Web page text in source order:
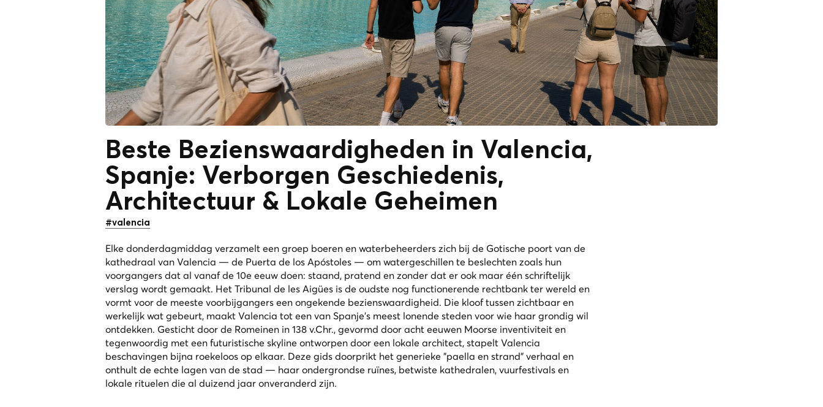
Beste Bezienswaardigheden in Valencia,
Spanje: Verborgen Geschiedenis,
Architectuur & Lokale Geheimen
#valencia
Elke donderdagmiddag verzamelt een groep boeren en waterbeheerders zich bij de Gotische poort van de
kathedraal van Valencia — de Puerta de los Apóstoles — om watergeschillen te beslechten zoals hun
voorgangers dat al vanaf de 10e eeuw doen: staand, pratend en zonder dat er ook maar één schriftelijk
verslag wordt gemaakt. Het Tribunal de les Aigües is de oudste nog functionerende rechtbank ter wereld en
vormt voor de meeste voorbijgangers een ongekende bezienswaardigheid. Die kloof tussen zichtbaar en
werkelijk wat gebeurt, maakt Valencia tot een van Spanje’s meest lonende steden voor wie haar grondig wil
ontdekken. Gesticht door de Romeinen in 138 v.Chr., gevormd door acht eeuwen Moorse inventiviteit en
tegenwoordig met een futuristische skyline ontworpen door een lokale architect, stapelt Valencia
beschavingen bijna roekeloos op elkaar. Deze gids doorprikt het generieke "paella en strand" verhaal en
onthult de echte lagen van de stad — haar ondergrondse ruïnes, betwiste kathedralen, vuurfestivals en
lokale rituelen die al duizend jaar onveranderd zijn.